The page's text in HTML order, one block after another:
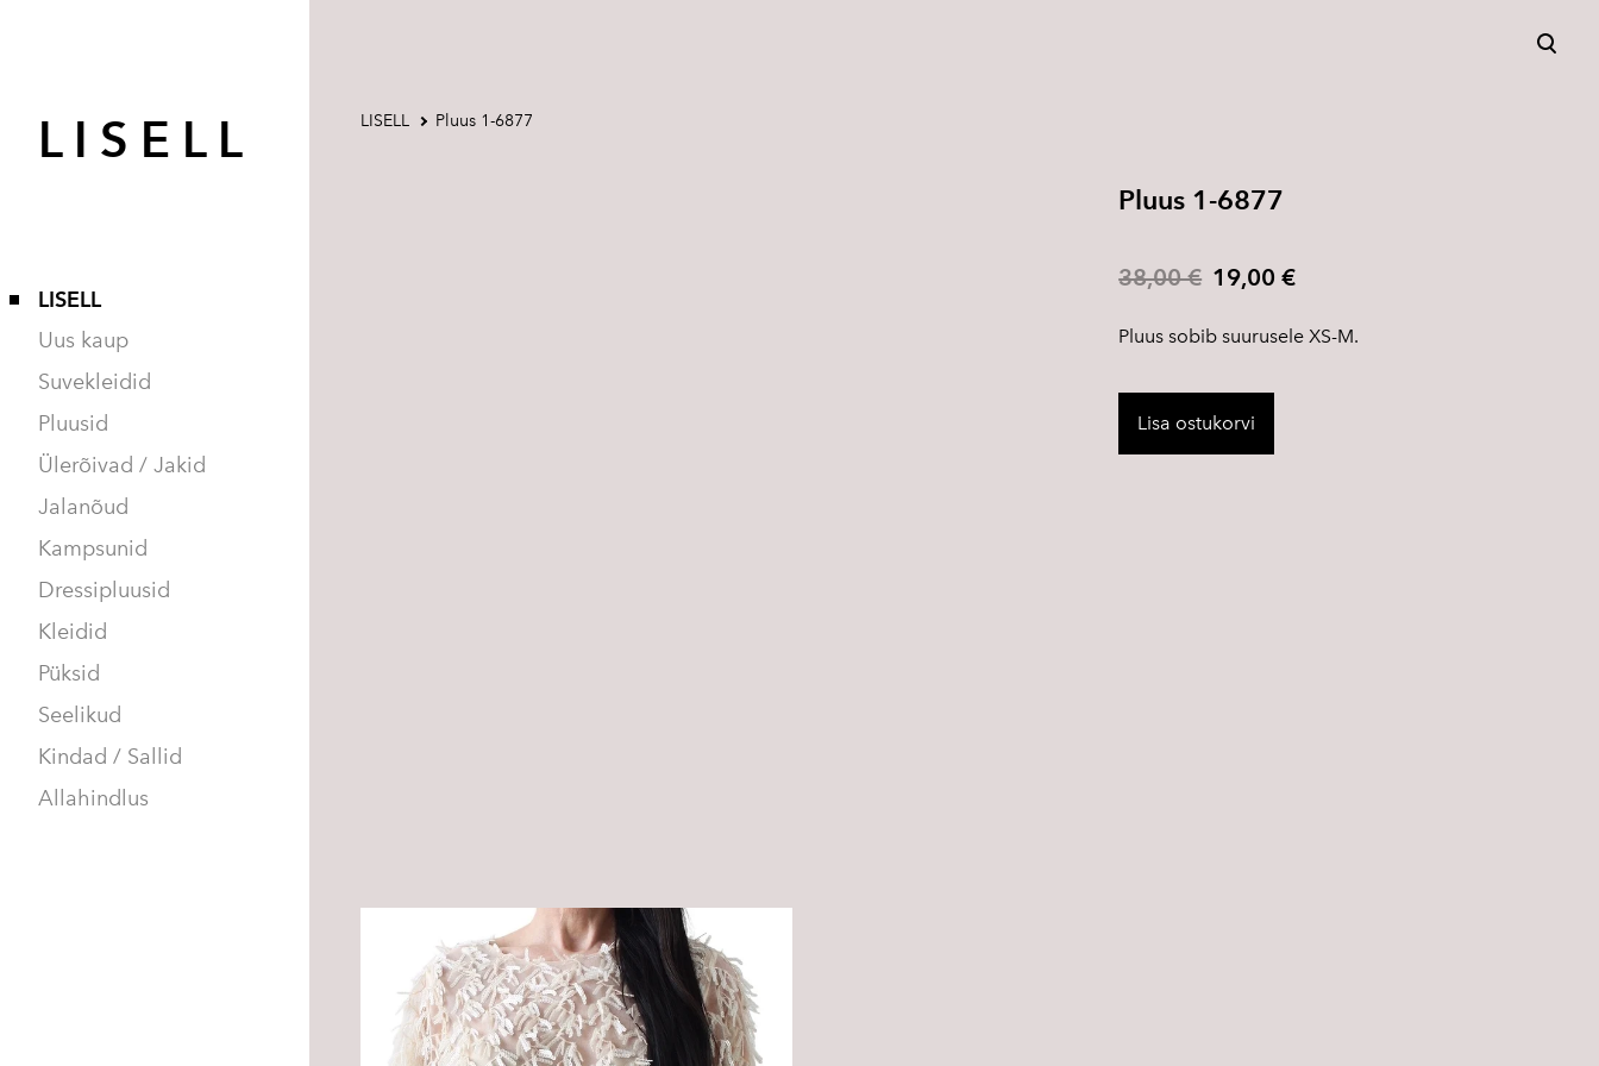
L I S E L L
LISELL
Uus kaup
Suvekleidid
Pluusid
Ülerõivad / Jakid
Jalanõud
Kampsunid
Dressipluusid
Kleidid
Püksid
Seelikud
Kindad / Sallid
Allahindlus
LISELL Pluus 1-6877
Pluus 1-6877
38,00 € 19,00 €
Pluus sobib suurusele XS-M.
Lisa ostukorvi